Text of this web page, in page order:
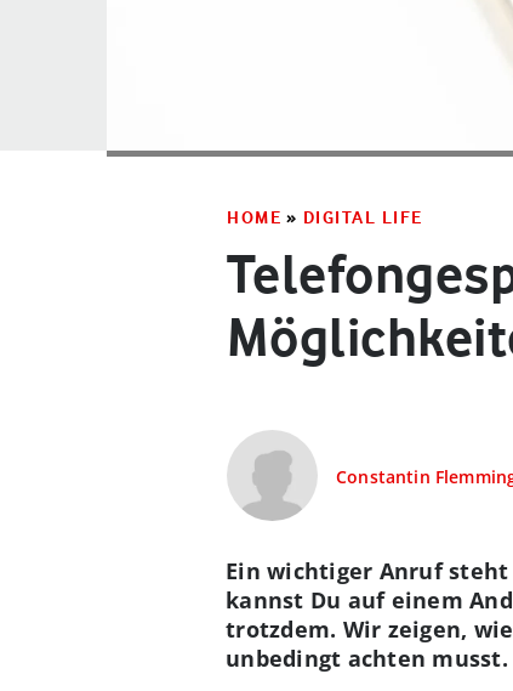
HOME » DIGITAL LIFE
Constantin
Ein wichtiger Anruf
kannst Du auf einem
trotzdem. Wir zeigen,
unbedingt achten musst.